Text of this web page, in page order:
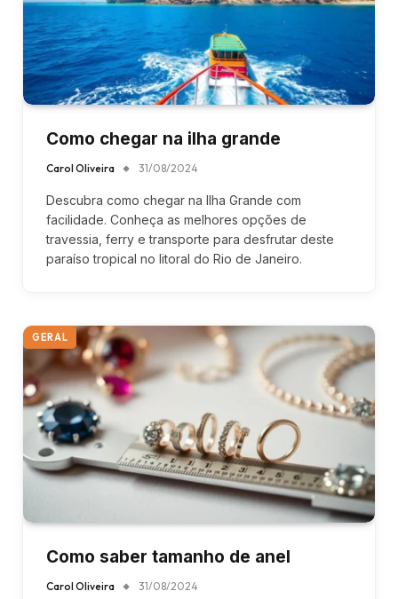
Como chegar na ilha grande
Carol Oliveira 31/08/2024
Descubra como chegar na Ilha Grande com
facilidade. Conheça as melhores opções de
travessia, ferry e transporte para desfrutar deste
paraíso tropical no litoral do Rio de Janeiro.
GERAL
Como saber tamanho de anel
Carol Oliveira 31/08/2024